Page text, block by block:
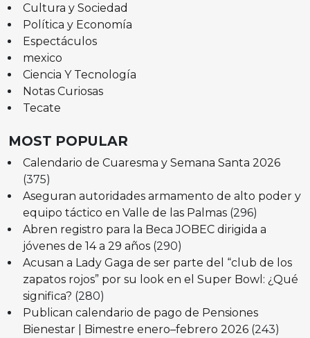
Cultura y Sociedad
Política y Economía
Espectáculos
mexico
Ciencia Y Tecnología
Notas Curiosas
Tecate
MOST POPULAR
Calendario de Cuaresma y Semana Santa 2026
(375)
Aseguran autoridades armamento de alto poder y
equipo táctico en Valle de las Palmas (296)
Abren registro para la Beca JOBEC dirigida a
jóvenes de 14 a 29 años (290)
Acusan a Lady Gaga de ser parte del “club de los
zapatos rojos” por su look en el Super Bowl: ¿Qué
significa? (280)
Publican calendario de pago de Pensiones
Bienestar | Bimestre enero–febrero 2026 (243)